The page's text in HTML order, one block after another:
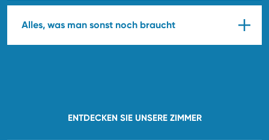
Alles, was man sonst noch braucht
ENTDECKEN SIE UNSERE ZIMMER